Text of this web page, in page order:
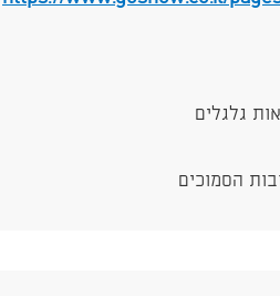
גלגלים
הסמוכים